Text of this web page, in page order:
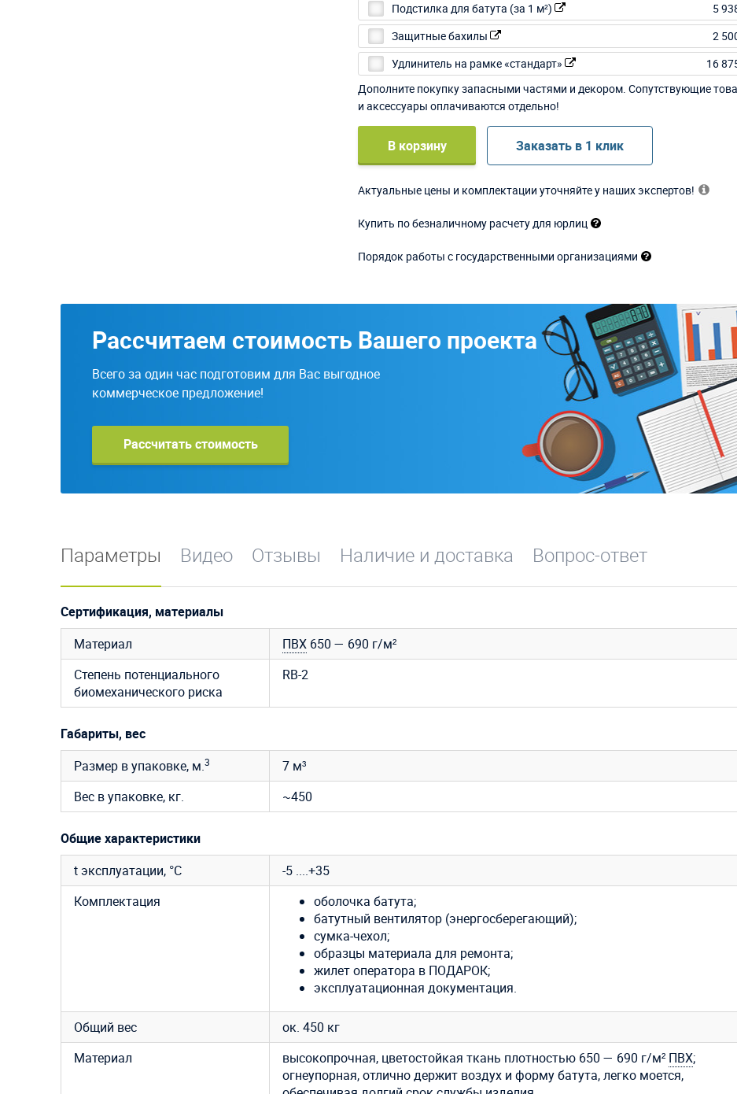
Подстилка для батута (за 1 м²)
5
Защитные бахилы
2
Удлинитель на рамке «стандарт»
16
Дополните покупку запасными частями и декором. Сопутствующие
и аксессуары оплачиваются отдельно!
В корзину Заказать в 1 клик
Актуальные цены и комплектации уточняйте у наших экспертов!
Купить по безналичному расчету для юрлиц
Порядок работы с государственными организациями
Рассчитаем стоимость Вашего проекта
Всего за один час подготовим для Вас выгодное
коммерческое предложение!
Рассчитать стоимость
Параметры Видео Отзывы Наличие и доставка Вопрос-ответ
Сертификация, материалы
Материал
ПВХ 650 — 690 г/м²
Степень потенциального
биомеханического риска
RB-2
Габариты, вес
Размер в упаковке, м.3
7 м³
Вес в упаковке, кг.
~450
Общие характеристики
t эксплуатации, °C
-5 ....+35
Комплектация
оболочка батута;
батутный вентилятор (энергосберегающий);
сумка-чехол;
образцы материала для ремонта;
жилет оператора в ПОДАРОК;
эксплуатационная документация.
Общий вес
ок. 450 кг
Материал
высокопрочная, цветостойкая ткань плотностью 650 — 690 г/м² ПВХ;
огнеупорная, отлично держит воздух и форму батута, легко моется,